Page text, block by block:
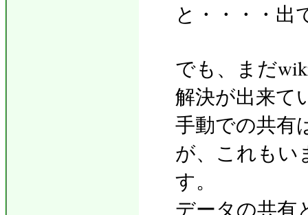
と・・・・
でも、まだ
解決が出来て
手動での共有
が、これもい
す。
データの共有